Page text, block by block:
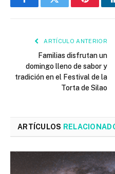
FacebookTwitter
ARTÍCULO ANTERIOR
Familias disfrutan un
domingo lleno de sabor y
tradición en el Festival de la
Torta de Silao
ARTÍCULOS